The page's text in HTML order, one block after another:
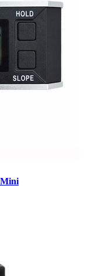
Mini